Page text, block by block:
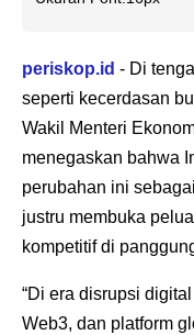
periskop.id - Di
seperti kecerdasan
Wakil Menteri
menegaskan bahwa
perubahan ini
justru membuka
kompetitif di
“Di era disrupsi
Web3, dan platform